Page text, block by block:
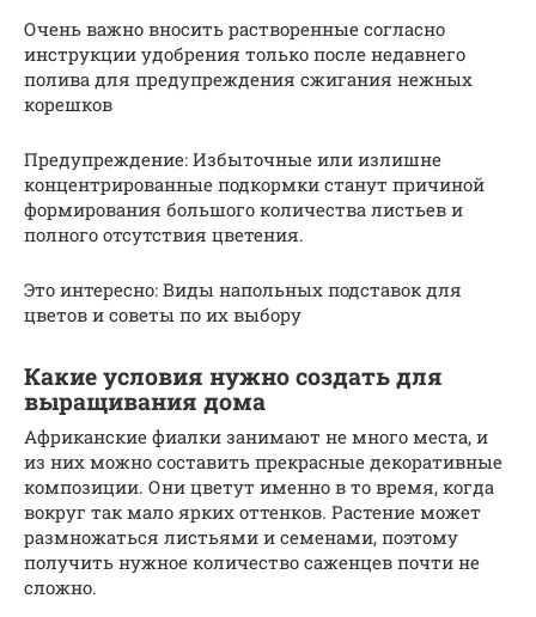
Очень важно вносить растворенные согласно
инструкции удобрения только после недавнего
полива для предупреждения сжигания нежных
корешков
Предупреждение: Избыточные или излишне
концентрированные подкормки станут причиной
формирования большого количества листьев и
полного отсутствия цветения.
Это интересно: Виды напольных подставок для
цветов и советы по их выбору
Какие условия нужно создать для
выращивания дома
Африканские фиалки занимают не много места, и
из них можно составить прекрасные декоративные
композиции. Они цветут именно в то время, когда
вокруг так мало ярких оттенков. Растение может
размножаться листьями и семенами, поэтому
получить нужное количество саженцев почти не
сложно.